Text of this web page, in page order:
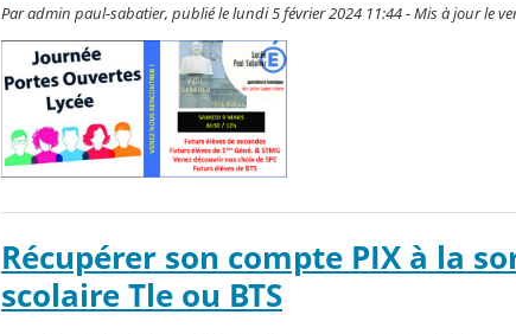
Par admin paul-sabatier, publié le lundi 5 février 2024 11:44 - Mis à jour le
Récupérer son compte PIX à la
scolaire Tle ou BTS